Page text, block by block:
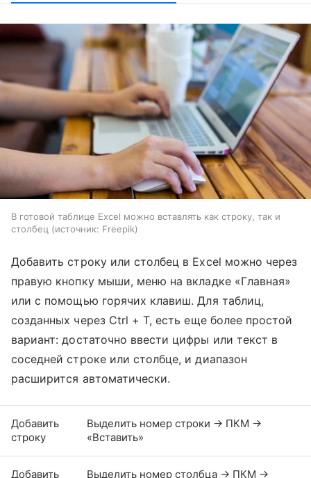
В готовой таблице Excel можно вставлять как строку, так и
столбец
источник: Freepik
Добавить строку или столбец в Excel можно через
правую кнопку мыши, меню на вкладке «Главная»
или с помощью горячих клавиш. Для таблиц,
созданных через Ctrl + T, есть еще более простой
вариант: достаточно ввести цифры или текст в
соседней строке или столбце, и диапазон
расширится автоматически.
Добавить
строку
Выделить номер строки → ПКМ →
«Вставить»
Добавить
Выделить номер столбца → ПКМ →